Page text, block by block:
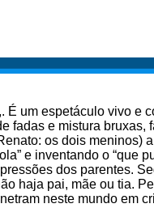
É um espetáculo vivo e
fadas e mistura bruxas,
os dois meninos)
e inventando o “que
dos parentes.
haja pai, mãe ou tia.
neste mundo em